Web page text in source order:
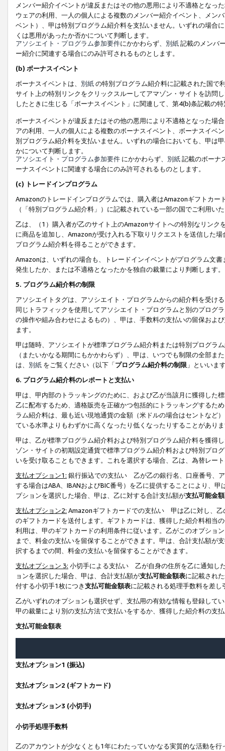
メンバー紹介イベントが違反またはその他の悪用により不適格となっ
ウェアの利用、一人の個人による複数のメンバー紹介イベント、メン
ベント）、甲は特別プログラム紹介料を支払いません。いずれの場合
くは悪用があったか否かについて判断します。
アソシエイト・プログラム参加要件にかかわらず、 別紙記載のメンバ
ー紹介に関連する場合にのみ許可されるものとします。
(b) ボーナスイベント
ボーナスイベントは、 別紙の特別プログラム紹介料に記載された国で
サイト上の特別リンクをクリックスルーしてアマゾン・サイトを訪問
したときに生じる「ボーナスイベント」に関連して、第4(b)条記載の
ボーナスイベントが違反またはその他の悪用により不適格となった場
アの利用、一人の個人による複数のボーナスイベント、ボーナスイベ
別プログラム紹介料を支払いません。いずれの場合においても、甲は
かについて判断します。
アソシエイト・プログラム参加要件 にかかわらず、 別紙記載のボーナ
ーナスイベントに関連する場合にのみ許可されるものとします。
(c) トレードインプログラム
Amazonのトレードインプログラムでは、購入者はAmazonギフトカ
（「特別プログラム紹介料」）に記載されている一部の国でご利用い
乙は、（1）購入者が乙のサイト上のAmazonサイトへの特別なリン
に商品を追加し、Amazonが受け入れる下取りリクエストを送信した
プログラム紹介料を得ることができます。
Amazonは、いずれの場合も、トレードインイベントがプログラム文
発生したか、または不適格となったかを独自の裁量により判断します。
5. プログラム紹介料の制限
アソシエイトタグは、アソシエイト・プログラムからの紹介料を受け
同じトラフィックを使用してアソシエイト・プログラムと別のプログ
の操作や組み合わせによるもの）、甲は、手数料の支払いの留保およ
ます。
甲は随時、アソシエイトが標準プログラム紹介料または特別プログラ
（またいかなる期間にもかかわらず）、甲は、いつでも制限の全部
は、 別紙 をご覧ください（以下「プログラム紹介料の制限 」といいま
6. プログラム紹介料のレポートと支払い
甲は、甲内部のトラッキングのために、および乙が当該月に獲得した
乙に配布するため、適格販売を正確かつ包括的にトラッキングするた
ラム紹介料は、最も近い現地通貨の金額（米ドルの場合はセントなど
ている水準よりもわずかに高くなったり低くなったりすることがあり
甲は、乙が標準プログラム紹介料および特別プログラム紹介料を獲得
ゾン・サイトの初期設定通貨で標準プログラム紹介料および特別プロ
いを受け取ることもできます。これを選択する場合、乙は、為替レー
支払オプション1: 銀行振込での支払い 乙が乙の銀行名、口座番号、
する場合はABA、IBANおよびBIC番号）を乙に提供することにより、
プションを選択した場合、甲は、乙に対する合計支払額が支払可能金
支払オプション2: Amazonギフトカードでの支払い 甲は乙に対し、乙
のギフトカードを送付します。ギフトカードは、獲得した紹介料相当
利用は、甲のギフトカードの利用条件に従います。乙がこのオプショ
まで、料金の支払いを留保することができます。甲は、合計支払額が
択するまでの間、料金の支払いを留保することができます。
支払オプション 3: 小切手による支払い 乙が自身の住所を乙に通知し
ョンを選択した場合、甲は、合計支払額が支払可能金額表に記載され
付する小切手1枚につき支払可能金額表に記載される処理手数料を差し
乙がいずれのオプションも選択せず、支払用の有効な情報も登録して
甲の裁量により別の支払方法で支払いをするか、獲得した紹介料の支
支払可能金額表
支払オプション1 (振込)
支払オプション2 (ギフトカード)
支払オプション3 (小切手)
小切手処理手数料
乙のアカウントが少なくとも1年にわたっていかなる実質的な活動を